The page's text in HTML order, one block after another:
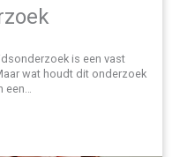
is een vast
wat houdt dit onderzoek